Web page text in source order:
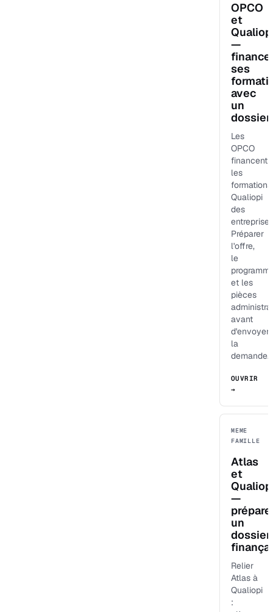
OPCO
et
—
ses
avec
un
dossier
Les
OPCO
financent
les
formations
Qualiopi
des
Préparer
l'offre,
le
et les
pièces
avant
d'envoyer
la
demande.
OUVRIR
→
MEME
FAMILLE
Atlas
et
—
un
dossier
Relier
Atlas à
Qualiopi
: